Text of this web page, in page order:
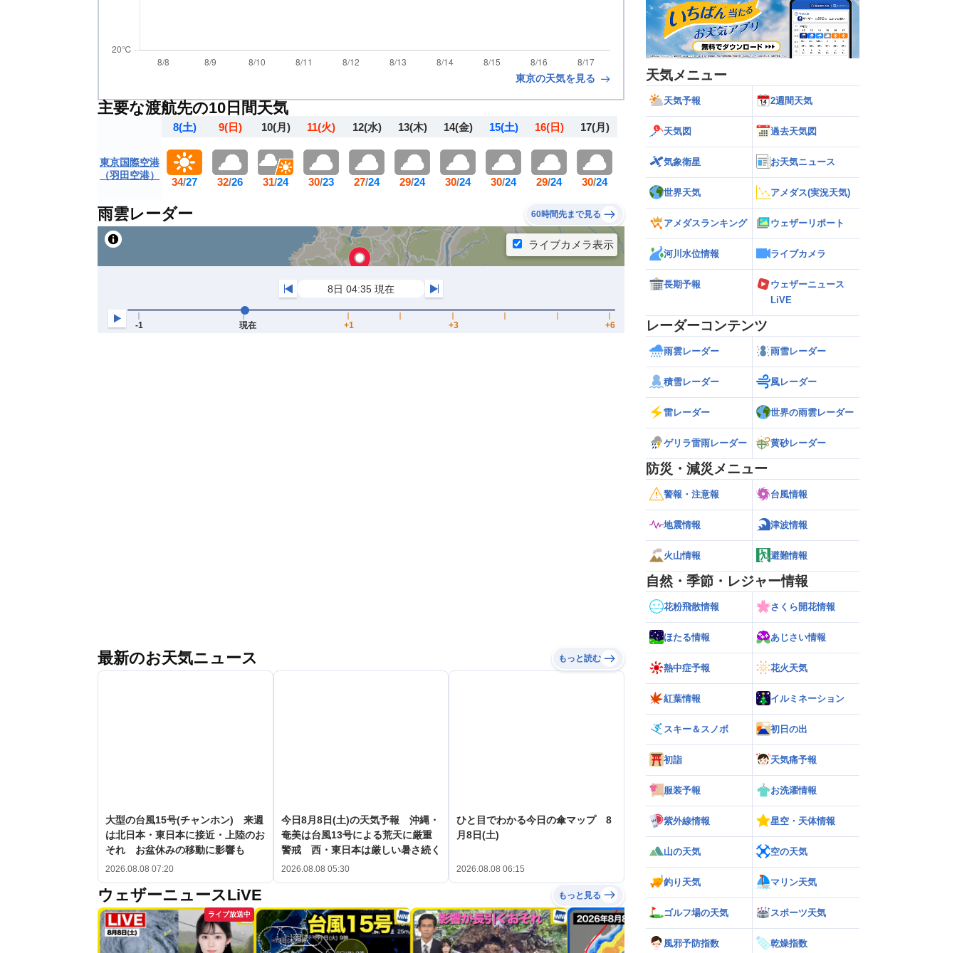
東京の天気を見る
主要な渡航先の10日間天気
東京国際空港
（羽田空港）
8(土)
34/27
9(日)
32/26
10(月)
31/24
11(火)
30/23
12(水)
27/24
13(木)
29/24
14(金)
30/24
15(土)
30/24
16(日)
29/24
17(月)
30/24
雨雲レーダー 60時間先まで見る
最新のお天気ニュース もっと読む
大型の台風15号(チャンホン) 来週
は北日本・東日本に接近・上陸のお
それ お盆休みの移動に影響も
2026.08.08 07:20
今日8月8日(土)の天気予報 沖縄・
奄美は台風13号による荒天に厳重
警戒 西・東日本は厳しい暑さ続く
2026.08.08 05:30
ひと目でわかる今日の傘マップ 8
月8日(土)
2026.08.08 06:15
ウェザーニュースLiVE もっと見る
ライブ放送中
天気メニュー
天気予報 2週間天気
天気図 過去天気図
気象衛星 お天気ニュース
世界天気 アメダス(実況天気)
アメダスランキング ウェザーリポート
河川水位情報 ライブカメラ
長期予報
ウェザーニュース
LiVE
レーダーコンテンツ
雨雲レーダー 雨雪レーダー
積雪レーダー 風レーダー
雷レーダー 世界の雨雲レーダー
ゲリラ雷雨レーダー 黄砂レーダー
防災・減災メニュー
警報・注意報 台風情報
地震情報 津波情報
火山情報 避難情報
自然・季節・レジャー情報
花粉飛散情報 さくら開花情報
ほたる情報 あじさい情報
熱中症予報 花火天気
紅葉情報 イルミネーション
スキー＆スノボ 初日の出
初詣 天気痛予報
服装予報 お洗濯情報
紫外線情報 星空・天体情報
山の天気 空の天気
釣り天気 マリン天気
ゴルフ場の天気 スポーツ天気
風邪予防指数 乾燥指数